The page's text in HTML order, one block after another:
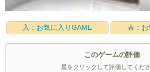
入：お気に入りGAME 表：お
このゲームの評価
星をクリックして評価してくださ